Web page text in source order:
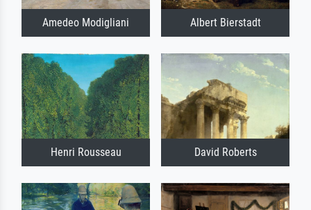
Amedeo Modigliani Albert Bierstadt
Henri Rousseau David Roberts